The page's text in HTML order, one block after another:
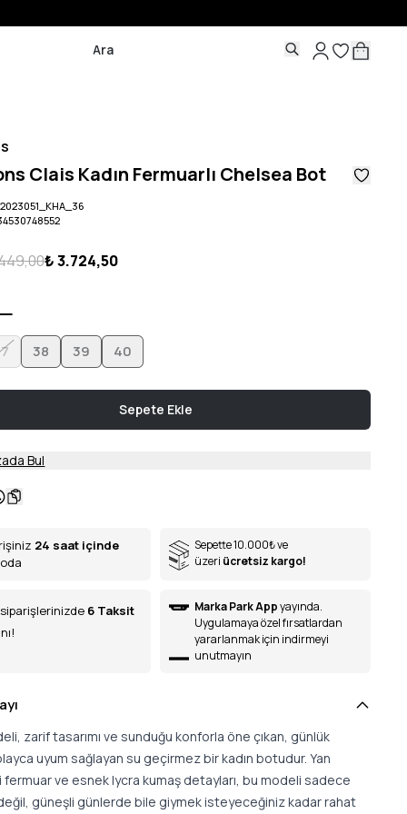
Clais Kadın Fermuarlı Chelsea Bot
₺ 3.724,50
38 39 40
Sepete Ekle
Bul
24 saat içinde
Sepette 10.000₺ve
üzeri ücretsiz kargo!
6 Taksit
Marka Park Appyayında.
Uygulamaya özel fırsatlardan
yararlanmak için indirmeyi
unutmayın
zarif tasarımı ve sunduğu konforla öne çıkan, günlük
uyum sağlayan su geçirmez bir kadın botudur. Yan
fermuar ve esnek lycra kumaş detayları, bu modeli sadece
güneşli günlerde bile giymek isteyeceğiniz kadar rahat